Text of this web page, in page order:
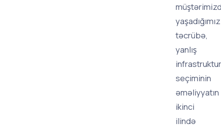
yaşadığımız
təcrübə,
yanlış
infrastruktur
seçiminin
əməliyyatın
ikinci
ilində